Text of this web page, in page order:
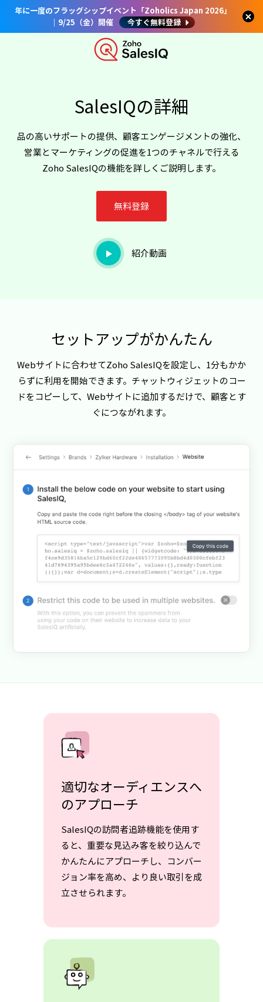
年に一度のフラッグシップイベント「Zoholics Japan 2026」
｜9/25（金）開催
今すぐ無料登録
SalesIQの詳細
品の高いサポートの提供、顧客エンゲージメントの強化、
営業とマーケティングの促進を1つのチャネルで行える
Zoho SalesIQの機能を詳しくご説明します。
無料登録
紹介動画
セットアップがかんたん
Webサイトに合わせてZoho SalesIQを設定し、1分もかか
らずに利用を開始できます。チャットウィジェットのコー
ドをコピーして、Webサイトに追加するだけで、顧客とす
ぐにつながれます。
適切なオーディエンスへ
のアプローチ
SalesIQの訪問者追跡機能を使用す
ると、重要な見込み客を絞り込んで
かんたんにアプローチし、コンバー
ジョン率を高め、より良い取引を成
立させられます。